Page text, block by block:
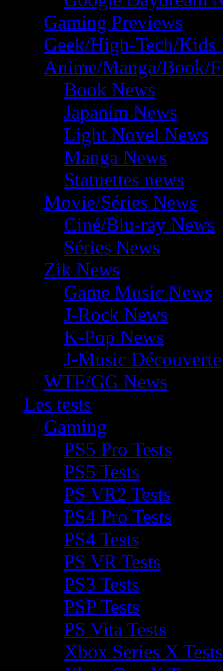
Gaming Previews
Geek/High-Tech/Kids
Anime/Manga/Book/
Book News
Japanim News
Light Novel News
Manga News
Statuettes news
Movie/Séries News
Ciné/Blu-ray News
Séries News
Zik News
Game Music News
J-Rock News
K-Pop News
J-Music Découverte
WTF/GG News
Les tests
Gaming
PS5 Pro Tests
PS5 Tests
PS VR2 Tests
PS4 Pro Tests
PS4 Tests
PS VR Tests
PS3 Tests
PSP Tests
PS Vita Tests
Xbox Series X Tests